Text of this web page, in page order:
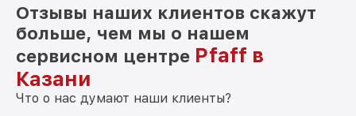
Отзывы наших клиентов скажут
больше, чем мы о нашем
сервисном центре Pfaff в
Казани
Что о нас думают наши клиенты?